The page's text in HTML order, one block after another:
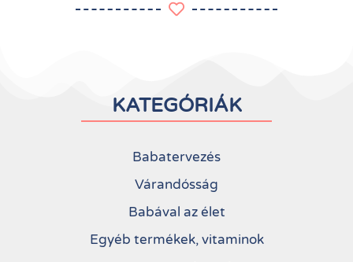
KATEGÓRIÁK
Babatervezés
Várandósság
Babával az élet
Egyéb termékek, vitaminok